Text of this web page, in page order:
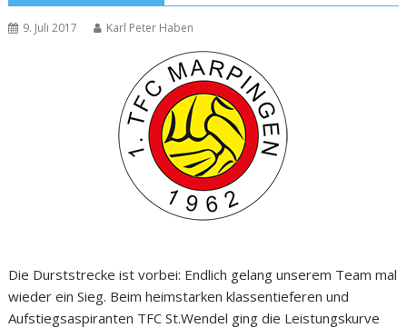
9. Juli 2017 Karl Peter Haben
Die Durststrecke ist vorbei: Endlich gelang unserem Team mal
wieder ein Sieg. Beim heimstarken klassentieferen und
Aufstiegsaspiranten TFC St.Wendel ging die Leistungskurve